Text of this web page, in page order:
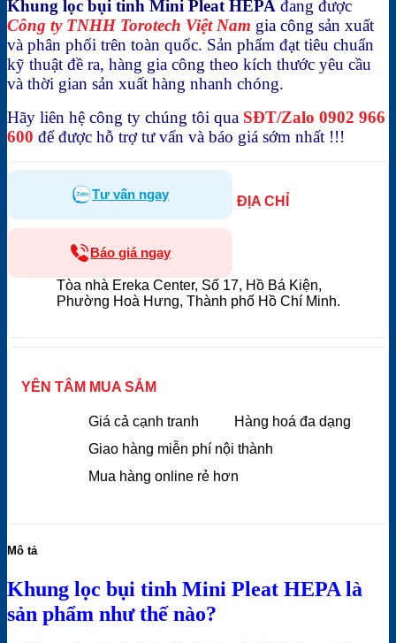
Khung lọc bụi tinh Mini Pleat HEPA đang được
Công ty TNHH Torotech Việt Nam gia công sản xuất
và phân phối trên toàn quốc. Sản phẩm đạt tiêu chuẩn
kỹ thuật đề ra, hàng gia công theo kích thước yêu cầu
và thời gian sản xuất hàng nhanh chóng.
Hãy liên hệ công ty chúng tôi qua SĐT/Zalo 0902 966
600 để được hỗ trợ tư vấn và báo giá sớm nhất !!!
Tư vấn ngay
Báo giá ngay
ĐỊA CHỈ
Tòa nhà Ereka Center, Số 17, Hồ Bá Kiện,
Phường Hoà Hưng, Thành phố Hồ Chí Minh.
YÊN TÂM MUA SẮM
Giá cả cạnh tranh
Hàng hoá đa dạng
Giao hàng miễn phí nội thành
Mua hàng online rẻ hơn
Mô tả
Khung lọc bụi tinh Mini Pleat HEPA là
sản phẩm như thế nào?